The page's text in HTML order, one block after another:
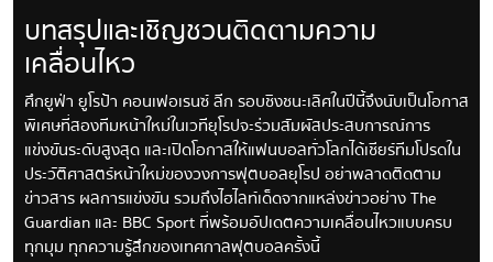
บทสรุปและเชิญชวนติดตามความ
เคลื่อนไหว
ศึกยูฟ่า ยูโรป้า คอนเฟอเรนซ์ ลีก รอบชิงชนะเลิศในปีนี้จึงนับเป็นโอกาส
พิเศษที่สองทีมหน้าใหม่ในเวทียุโรปจะร่วมสัมผัสประสบการณ์การ
แข่งขันระดับสูงสุด และเปิดโอกาสให้แฟนบอลทั่วโลกได้เชียร์ทีมโปรดใน
ประวัติศาสตร์หน้าใหม่ของวงการฟุตบอลยุโรป อย่าพลาดติดตาม
ข่าวสาร ผลการแข่งขัน รวมถึงไฮไลท์เด็ดจากแหล่งข่าวอย่าง The
Guardian และ BBC Sport ที่พร้อมอัปเดตความเคลื่อนไหวแบบครบ
ทุกมุม ทุกความรู้สึกของเทศกาลฟุตบอลครั้งนี้